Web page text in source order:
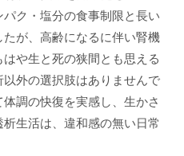
ク・塩分の食事制限と長い
が、高齢になるに伴い腎機
や生と死の狭間とも思える
外の選択肢はありませんで
調の快復を実感し、生かさ
生活は、違和感の無い日常